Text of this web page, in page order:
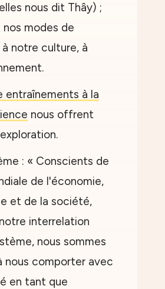
nous dit Thây) ;
modes de
notre culture, à
entraînements à la
nous offrent
: « Conscients de
de l'économie,
et de la société,
interrelation
nous sommes
nous comporter avec
en tant que